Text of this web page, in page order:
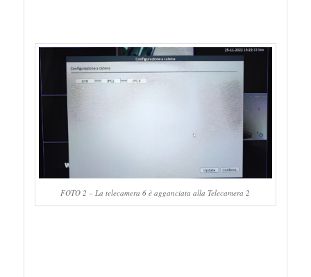
FOTO 2 – La telecamera 6 è agganciata alla Telecamera 2